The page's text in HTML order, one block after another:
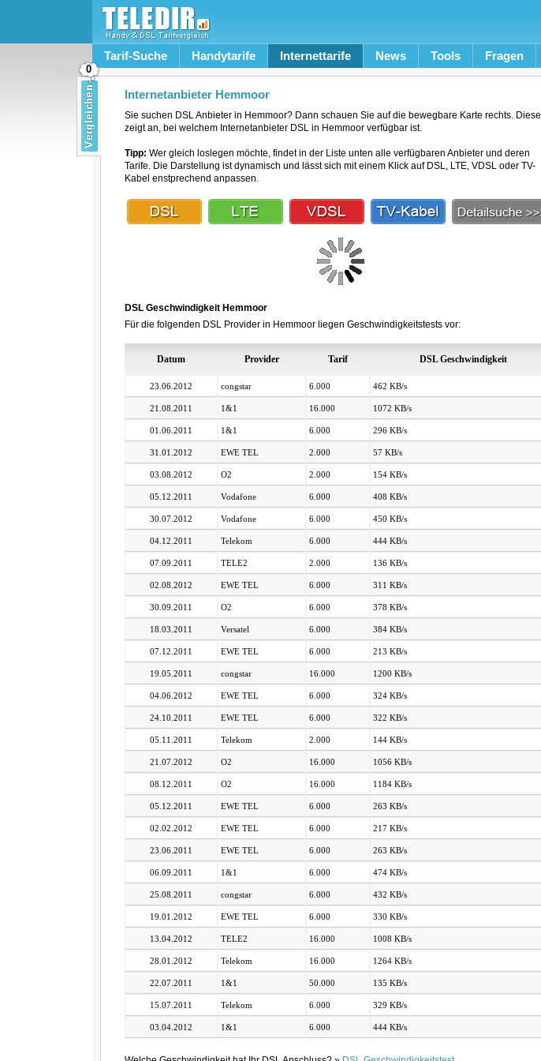
Tarif-Suche Handytarife Internettarife News Tools Fragen
Internetanbieter Hemmoor
Sie suchen DSL Anbieter in Hemmoor? Dann schauen Sie auf die bewegbare Karte rechts. Diese
zeigt an, bei welchem Internetanbieter DSL in Hemmoor verfügbar ist.
Tipp: Wer gleich loslegen möchte, findet in der Liste unten alle verfügbaren Anbieter und deren
Tarife. Die Darstellung ist dynamisch und lässt sich mit einem Klick auf DSL, LTE, VDSL oder TV-
Kabel enstprechend anpassen.
DSL Geschwindigkeit Hemmoor
Für die folgenden DSL Provider in Hemmoor liegen Geschwindigkeitstests vor:
Datum Provider Tarif DSL Geschwindigkeit
23.06.2012 congstar 6.000 462 KB/s
21.08.2011 1&1 16.000 1072 KB/s
01.06.2011 1&1 6.000 296 KB/s
31.01.2012 EWE TEL 2.000 57 KB/s
03.08.2012 O2 2.000 154 KB/s
05.12.2011 Vodafone 6.000 408 KB/s
30.07.2012 Vodafone 6.000 450 KB/s
04.12.2011 Telekom 6.000 444 KB/s
07.09.2011 TELE2 2.000 136 KB/s
02.08.2012 EWE TEL 6.000 311 KB/s
30.09.2011 O2 6.000 378 KB/s
18.03.2011 Versatel 6.000 384 KB/s
07.12.2011 EWE TEL 6.000 213 KB/s
19.05.2011 congstar 16.000 1200 KB/s
04.06.2012 EWE TEL 6.000 324 KB/s
24.10.2011 EWE TEL 6.000 322 KB/s
05.11.2011 Telekom 2.000 144 KB/s
21.07.2012 O2 16.000 1056 KB/s
08.12.2011 O2 16.000 1184 KB/s
05.12.2011 EWE TEL 6.000 263 KB/s
02.02.2012 EWE TEL 6.000 217 KB/s
23.06.2011 EWE TEL 6.000 263 KB/s
06.09.2011 1&1 6.000 474 KB/s
25.08.2011 congstar 6.000 432 KB/s
19.01.2012 EWE TEL 6.000 330 KB/s
13.04.2012 TELE2 16.000 1008 KB/s
28.01.2012 Telekom 16.000 1264 KB/s
22.07.2011 1&1 50.000 135 KB/s
15.07.2011 Telekom 6.000 329 KB/s
03.04.2012 1&1 6.000 444 KB/s
0